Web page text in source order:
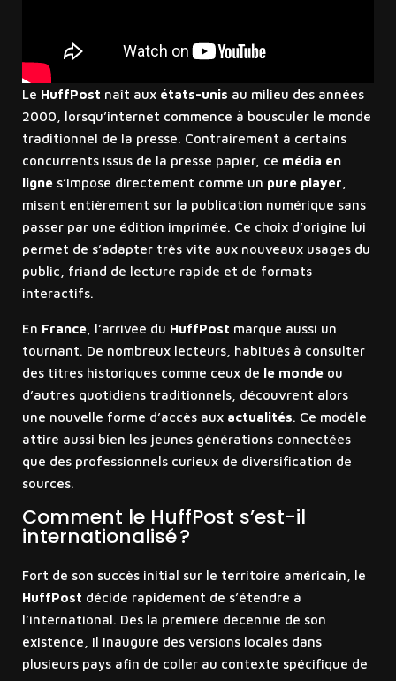
Le HuffPost naît aux états-unis au milieu des années
2000, lorsqu’internet commence à bousculer le monde
traditionnel de la presse. Contrairement à certains
concurrents issus de la presse papier, ce média en
lignes’impose directement comme un pure player
misant entièrement sur la publication numérique sans
passer par une édition imprimée. Ce choix d’origine lui
permet de s’adapter très vite aux nouveaux usages du
public, friand de lecture rapide et de formats
interactifs.
En France, l’arrivée du HuffPost marque aussi un
tournant. De nombreux lecteurs, habitués à consulter
des titres historiques comme ceux de le mondeou
d’autres quotidiens traditionnels, découvrent alors
une nouvelle forme d’accès aux actualités. Ce modèle
attire aussi bien les jeunes générations connectées
que des professionnels curieux de diversification de
sources.
Comment le HuffPost s’est-il
internationalisé ?
Fort de son succès initial sur le territoire américain, le
HuffPost décide rapidement de s’étendre à
l’international. Dès la première décennie de son
existence, il inaugure des versions locales dans
plusieurs pays afin de coller au contexte spécifique de